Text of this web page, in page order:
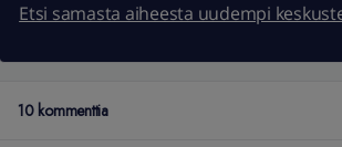
Etsi samasta aiheesta uudempi
10 kommenttia